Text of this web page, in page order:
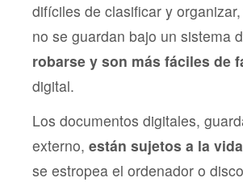
difíciles de clasificar y
no se guardan bajo un sistema
robarse y son más fáciles de
digital.
Los documentos digitales,
externo, están sujetos a la
se estropea el ordenador o